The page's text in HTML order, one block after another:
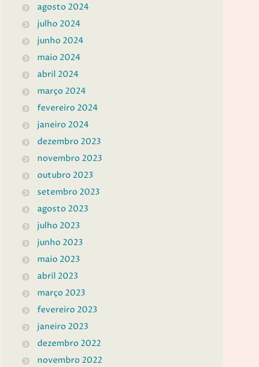
agosto 2024
julho 2024
junho 2024
maio 2024
abril 2024
março 2024
fevereiro 2024
janeiro 2024
dezembro 2023
novembro 2023
outubro 2023
setembro 2023
agosto 2023
julho 2023
junho 2023
maio 2023
abril 2023
março 2023
fevereiro 2023
janeiro 2023
dezembro 2022
novembro 2022